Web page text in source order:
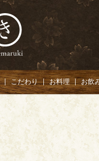
こだわり お料理 お飲